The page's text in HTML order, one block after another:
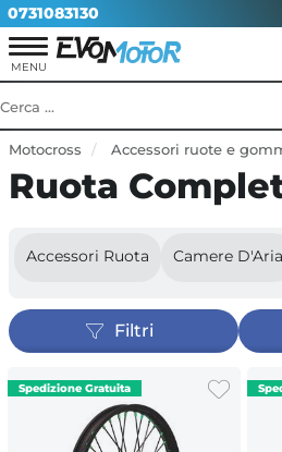
0731083130
Motocross Accessori ruote e
Ruota
Accessori Ruota Camere D'Aria
Filtri